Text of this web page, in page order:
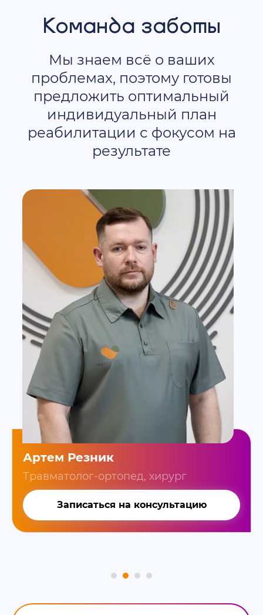
Команда заботы
Мы знаем всё о ваших
проблемах, поэтому готовы
предложить оптимальный
индивидуальный план
реабилитации с фокусом на
результате
Артем Резник
Травматолог-ортопед, хирург
Записаться на консультацию